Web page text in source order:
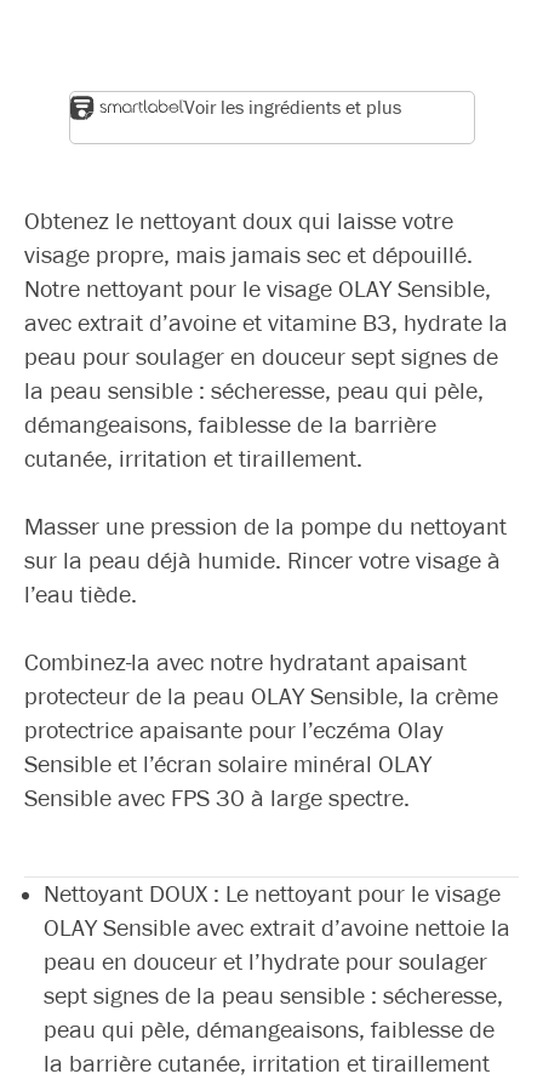
Voir les ingrédients et plus
Obtenez le nettoyant doux qui laisse votre
visage propre, mais jamais sec et dépouillé.
Notre nettoyant pour le visage OLAY Sensible,
avec extrait d’avoine et vitamine B3, hydrate la
peau pour soulager en douceur sept signes de
la peau sensible : sécheresse, peau qui pèle,
démangeaisons, faiblesse de la barrière
cutanée, irritation et tiraillement.
Masser une pression de la pompe du nettoyant
sur la peau déjà humide. Rincer votre visage à
l’eau tiède.
Combinez-la avec notre hydratant apaisant
protecteur de la peau OLAY Sensible, la crème
protectrice apaisante pour l’eczéma Olay
Sensible et l’écran solaire minéral OLAY
Sensible avec FPS 30 à large spectre.
Nettoyant DOUX : Le nettoyant pour le visage
OLAY Sensible avec extrait d’avoine nettoie la
peau en douceur et l’hydrate pour soulager
sept signes de la peau sensible : sécheresse,
peau qui pèle, démangeaisons, faiblesse de
la barrière cutanée, irritation et tiraillement